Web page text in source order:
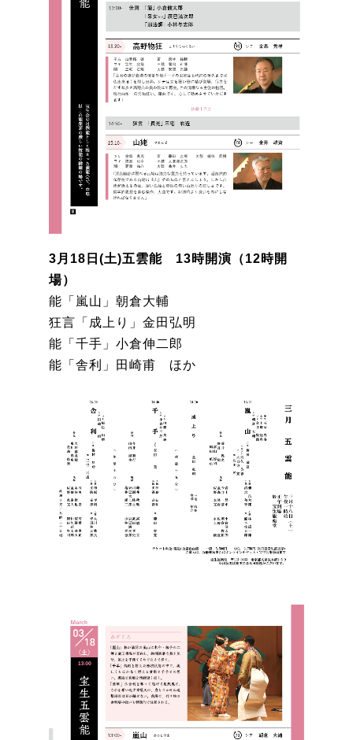
3月18日(土)五雲能 13時開演（12時開
場）
能「嵐山」朝倉大輔
狂言「成上り」金田弘明
能「千手」小倉伸二郎
能「舎利」田崎甫 ほか